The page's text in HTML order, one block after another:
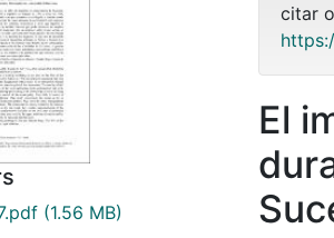
(1.56 MB)
citar
El